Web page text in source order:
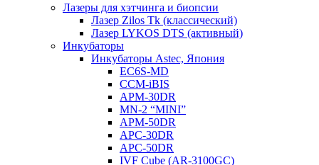
Лазеры для хэтчинга и биопсии
Лазер Zilos Tk (классический)
Лазер LYKOS DTS (активный)
Инкубаторы
Инкубаторы Astec, Япония
EC6S-MD
CCM-iBIS
APM-30DR
MN-2 “MINI”
APM-50DR
APC-30DR
APC-50DR
IVF Cube (AR-3100GC)